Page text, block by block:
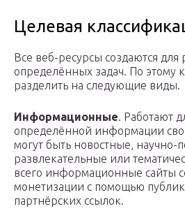
Целевая
Все веб-ресурсы создаются
определённых задач. По этому
разделить на следующие виды.
Информационные. Работают
определённой информации
могут быть новостные, научно-
развлекательные или
всего информационные сайты
монетизации с помощью
партнёрских ссылок.